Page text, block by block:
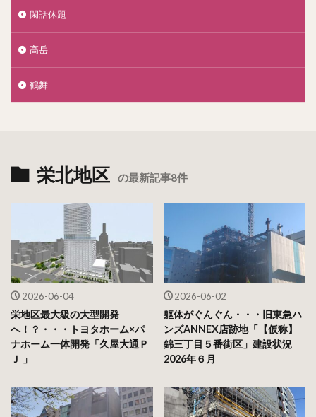
閑話休題
高岳
鶴舞
栄北地区 の最新記事8件
2026-06-04
栄地区最大級の大型開発
へ！？・・・トヨタホーム×パ
ナホーム一体開発「久屋大通Ｐ
Ｊ 」
2026-06-02
躯体がぐんぐん・・・旧東急ハ
ンズANNEX店跡地「【仮称】
錦三丁目５番街区」建設状況
2026年６月